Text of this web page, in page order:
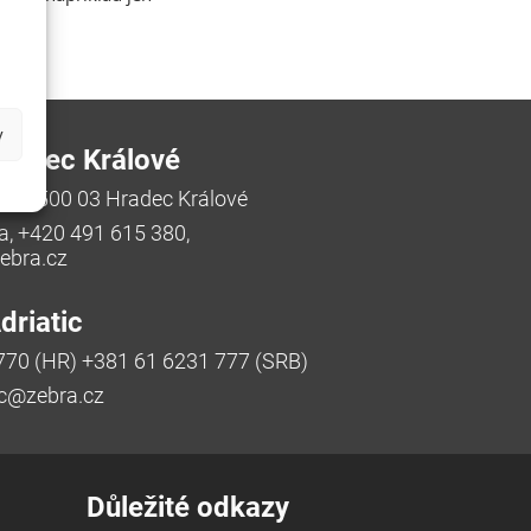
Králové
500 03 Hradec Králové
+420 491 615 380,
(HR) +381 61 6231 777 (SRB)
Důležité odkazy